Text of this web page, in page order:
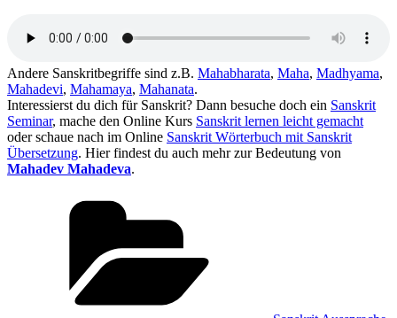
Andere Sanskritbegriffe sind z.B. Mahabharata, Maha, Madhyama,
Mahadevi, Mahamaya, Mahanata.
Interessierst du dich für Sanskrit? Dann besuche doch ein Sanskrit
Seminar, mache den Online Kurs Sanskrit lernen leicht gemacht
oder schaue nach im Online Sanskrit Wörterbuch mit Sanskrit
Übersetzung. Hier findest du auch mehr zur Bedeutung von
Mahadev Mahadeva.